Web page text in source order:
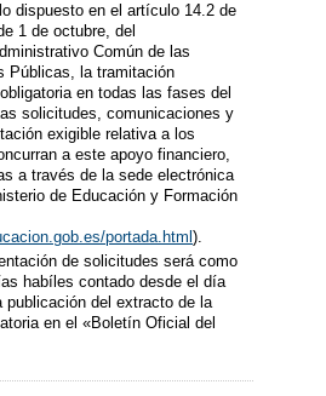
dispuesto en el artículo 14.2 de
1 de octubre, del
Común de las
Públicas, la tramitación
en todas las fases del
solicitudes, comunicaciones y
exigible relativa a los
a este apoyo financiero,
a través de la sede electrónica
de Educación y Formación
portada.html).
de solicitudes será como
habíles contado desde el día
publicación del extracto de la
en el «Boletín Oficial del